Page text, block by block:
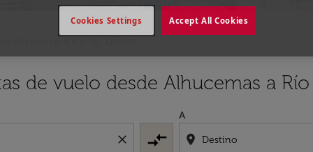
de vuelo desde Alhucemas a
close compare_arrows
A
location_on
destino) o interactúe con fechas individuales a
Accept All Cookies
Cookies Settings